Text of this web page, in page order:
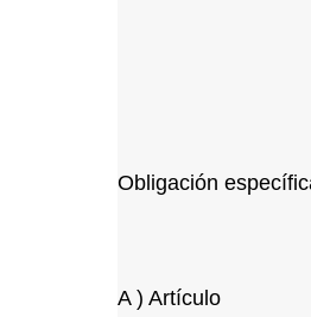
Obligación
A ) Artículo